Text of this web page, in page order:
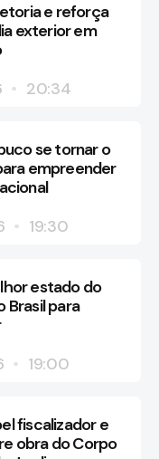
e reforça
exterior em
20:34
se tornar o
empreender
19:30
estado do
Brasil para
19:00
fiscalizador e
obra do Corpo